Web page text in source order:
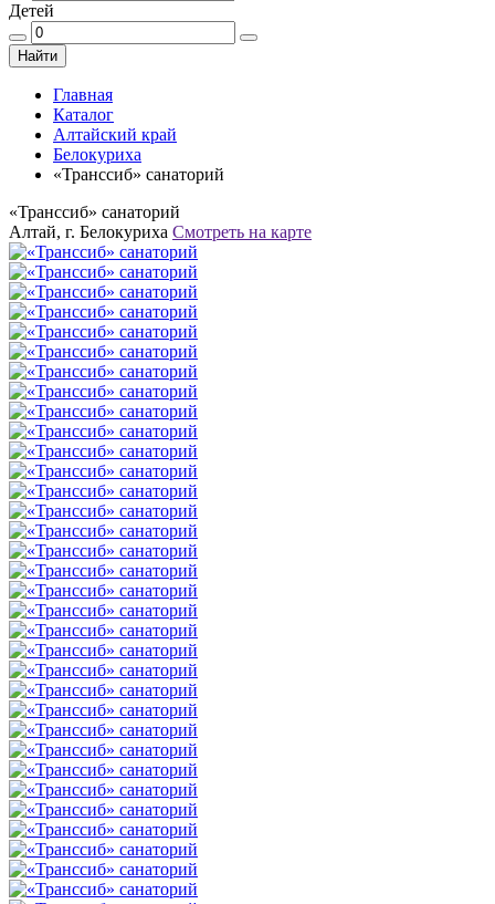
Детей
Найти
Главная
Каталог
Алтайский край
Белокуриха
«Транссиб» санаторий
«Транссиб» санаторий
Алтай, г. Белокуриха Смотреть на карте